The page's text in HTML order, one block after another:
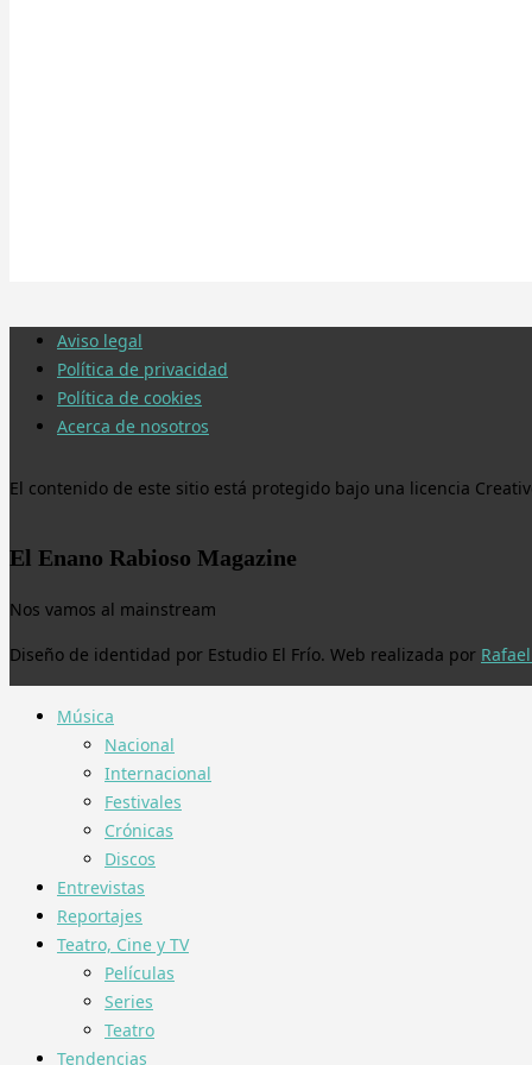
Aviso legal
Política de privacidad
Política de cookies
Acerca de nosotros
El contenido de este sitio está protegido bajo una licencia
El Enano Rabioso Magazine
Nos vamos al mainstream
Diseño de identidad por Estudio El Frío. Web realizada por
Música
Nacional
Internacional
Festivales
Crónicas
Discos
Entrevistas
Reportajes
Teatro, Cine y TV
Películas
Series
Teatro
Tendencias